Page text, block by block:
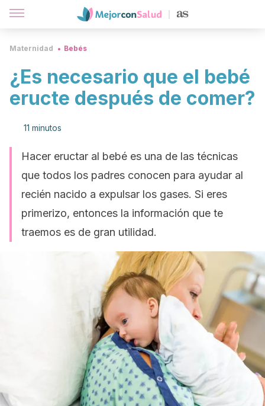
Maternidad Bebés
¿Es necesario que el bebé
eructe después de comer?
11 minutos
Hacer eructar al bebé es una de las técnicas
que todos los padres conocen para ayudar al
recién nacido a expulsar los gases. Si eres
primerizo, entonces la información que te
traemos es de gran utilidad.